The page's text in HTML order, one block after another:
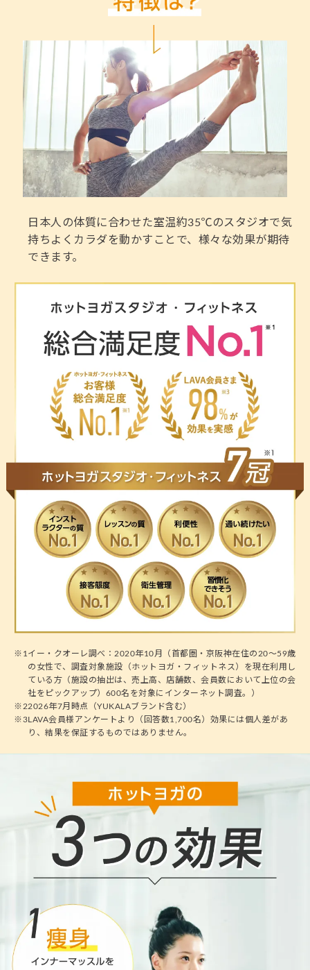
日本人の体質に合わせた室温約35℃のスタジオで気
持ちよくカラダを動かすことで、様々な効果が期待
できます。
※1 イー・クオーレ調べ：2020年10月（首都圏・京阪神在住の20～59歳
の女性で、調査対象施設（ホットヨガ・フィットネス）を現在利用し
ている方（施設の抽出は、売上高、店舗数、会員数において上位の会
社をピックアップ）600名を対象にインターネット調査。）
※22026年7月時点（YUKALAブランド含む）
※3LAVA会員様アンケートより（回答数1,700名）効果には個人差があ
り、結果を保証するものではありません。